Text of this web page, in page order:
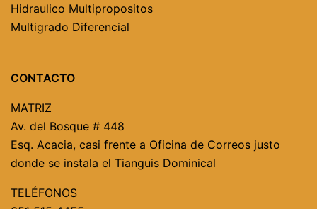
Hidraulico Multipropositos
Multigrado Diferencial
CONTACTO
MATRIZ
Av. del Bosque # 448
Esq. Acacia, casi frente a Oficina de Correos justo
donde se instala el Tianguis Dominical
TELÉFONOS